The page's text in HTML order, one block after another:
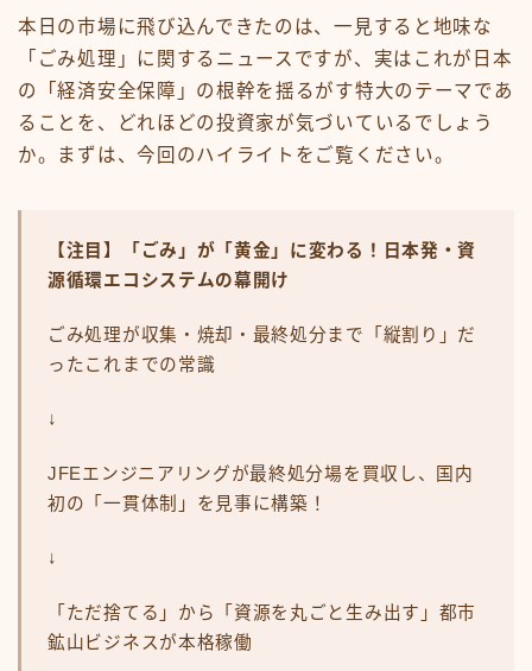
本日の市場に飛び込んできたのは、一見すると地味な
「ごみ処理」に関するニュースですが、実はこれが日本
の「経済安全保障」の根幹を揺るがす特大のテーマであ
ることを、どれほどの投資家が気づいているでしょう
か。まずは、今回のハイライトをご覧ください。
【注目】「ごみ」が「黄金」に変わる！日本発・資
源循環エコシステムの幕開け
ごみ処理が収集・焼却・最終処分まで「縦割り」だ
ったこれまでの常識
↓
JFEエンジニアリングが最終処分場を買収し、国内
初の「一貫体制」を見事に構築！
↓
「ただ捨てる」から「資源を丸ごと生み出す」都市
鉱山ビジネスが本格稼働